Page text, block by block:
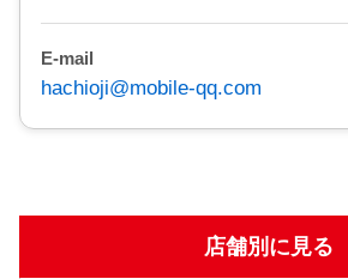
E-mail
hachioji@mobile-qq.com
店舗別に見る